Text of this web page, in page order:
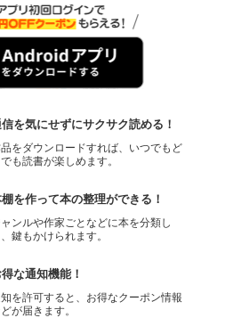
を気にせずにサクサク読める！
をダウンロードすれば、いつでもど
でも読書が楽しめます。
を作って本の整理ができる！
ンルや作家ごとなどに本を分類し
鍵もかけられます。
な通知機能！
を許可すると、お得なクーポン情報
が届きます。